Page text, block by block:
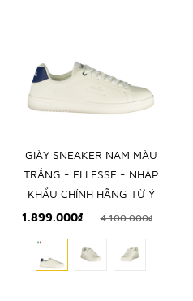
GIÀY SNEAKER NAM MÀU
TRẮNG - ELLESSE - NHẬP
KHẨU CHÍNH HÃNG TỪ Ý
1.899.000₫
4.100.000₫